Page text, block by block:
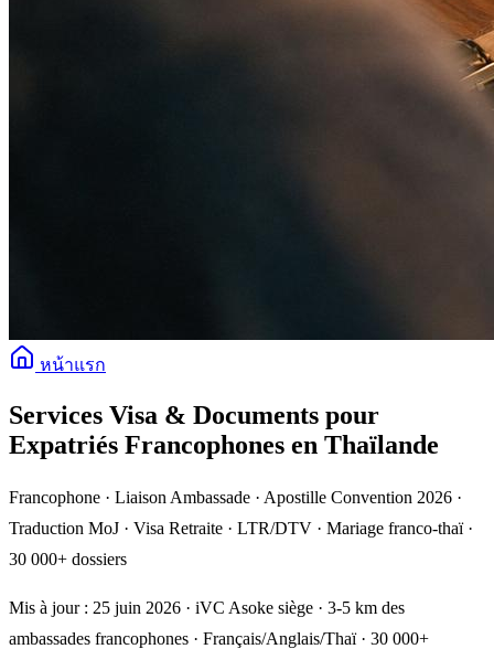
หน้าแรก
Services Visa & Documents pour
Expatriés Francophones en Thaïlande
Francophone · Liaison Ambassade · Apostille Convention 2026 ·
Traduction MoJ · Visa Retraite · LTR/DTV · Mariage franco-thaï ·
30 000+ dossiers
Mis à jour : 25 juin 2026 · iVC Asoke siège · 3-5 km des
ambassades francophones · Français/Anglais/Thaï · 30 000+